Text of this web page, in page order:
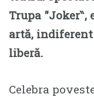
Trupa
artă,
liberă.
Celebra